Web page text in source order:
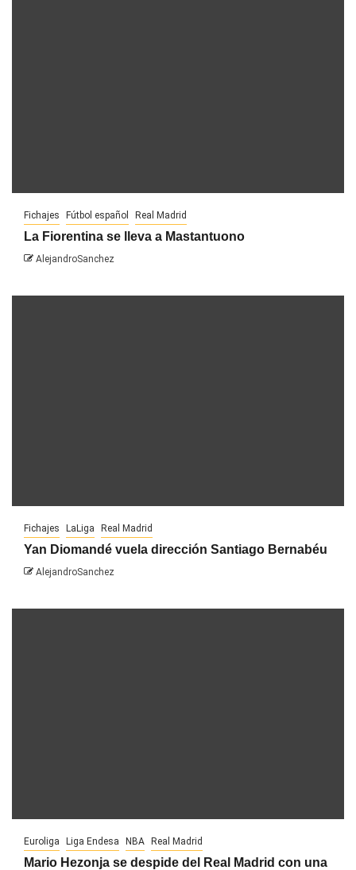
Fichajes Fútbol español Real Madrid
La Fiorentina se lleva a Mastantuono
AlejandroSanchez
Fichajes LaLiga Real Madrid
Yan Diomandé vuela dirección Santiago Bernabéu
AlejandroSanchez
Euroliga Liga Endesa NBA Real Madrid
Mario Hezonja se despide del Real Madrid con una